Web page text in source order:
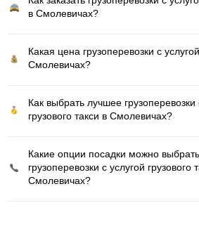
в Смолевичах?
Какая цена грузоперевозки с
Смолевичах?
Как выбрать лучшее грузоперевозки
грузового такси в Смолевичах?
Какие опции посадки можно
грузоперевозки с услугой грузового
Смолевичах?